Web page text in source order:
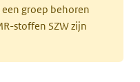
groep behoren
stoffen SZW zijn